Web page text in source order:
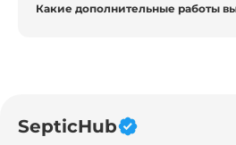
Какие дополнительные работы
SepticHub